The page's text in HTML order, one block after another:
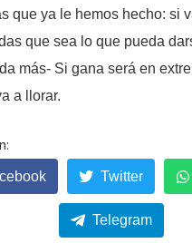
que ya le hemos hecho: si
que sea lo que pueda
más- Si gana será en
a llorar.
Twitter
Telegram